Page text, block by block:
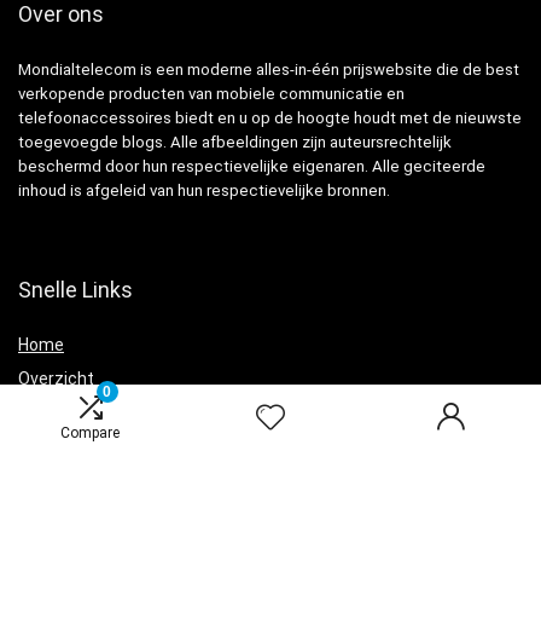
0
Compare
Over ons
Mondialtelecom is een moderne alles-in-één prijswebsite die de best
verkopende producten van mobiele communicatie en
telefoonaccessoires biedt en u op de hoogte houdt met de nieuwste
toegevoegde blogs. Alle afbeeldingen zijn auteursrechtelijk
beschermd door hun respectievelijke eigenaren. Alle geciteerde
inhoud is afgeleid van hun respectievelijke bronnen.
Snelle Links
Home
Overzicht